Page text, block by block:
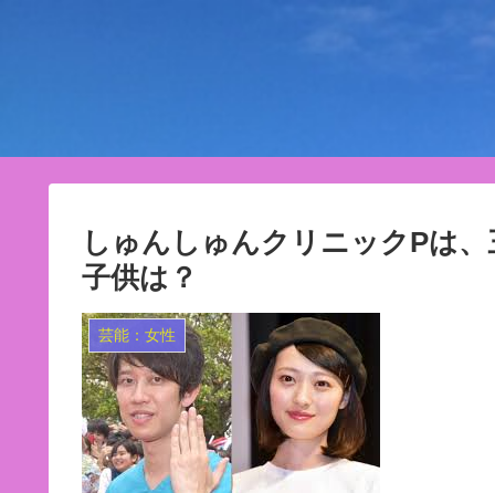
しゅんしゅんクリニックPは
子供は？
芸能：女性